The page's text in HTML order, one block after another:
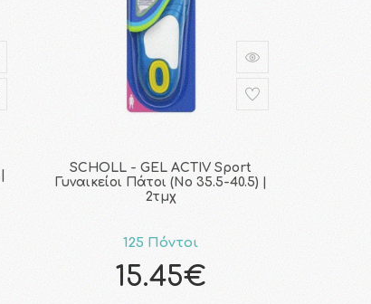
SCHOLL - GEL ACTIV Sport
Γυναικείοι Πάτοι (Νο 35.5-40.5) |
2τμχ
125 Πόντοι
15.45€